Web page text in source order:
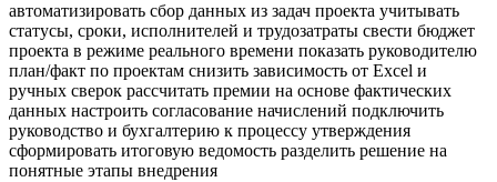
автоматизировать сбор данных из задач проекта учитывать
статусы, сроки, исполнителей и трудозатраты свести бюджет
проекта в режиме реального времени показать руководителю
план/факт по проектам снизить зависимость от Excel и
ручных сверок рассчитать премии на основе фактических
данных настроить согласование начислений подключить
руководство и бухгалтерию к процессу утверждения
сформировать итоговую ведомость разделить решение на
понятные этапы внедрения